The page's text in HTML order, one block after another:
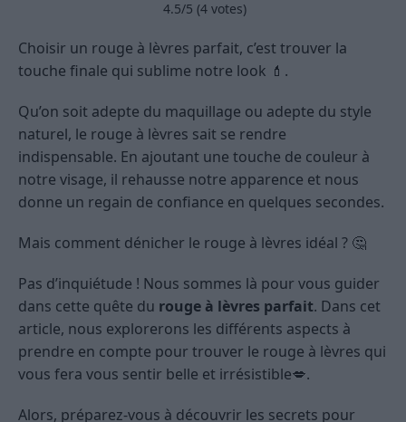
4.5/5 (4 votes)
Choisir un rouge à lèvres parfait, c’est trouver la
touche finale qui sublime notre look 💄.
Qu’on soit adepte du maquillage ou adepte du style
naturel, le rouge à lèvres sait se rendre
indispensable. En ajoutant une touche de couleur à
notre visage, il rehausse notre apparence et nous
donne un regain de confiance en quelques secondes.
Mais comment dénicher le rouge à lèvres idéal ? 🤔
Pas d’inquiétude ! Nous sommes là pour vous guider
dans cette quête du rouge à lèvres parfait. Dans cet
article, nous explorerons les différents aspects à
prendre en compte pour trouver le rouge à lèvres qui
vous fera vous sentir belle et irrésistible💋.
Alors, préparez-vous à découvrir les secrets pour